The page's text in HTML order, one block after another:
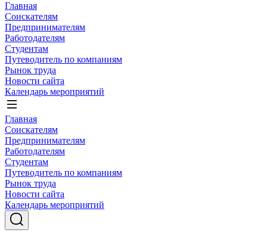
Главная
Соискателям
Предпринимателям
Работодателям
Студентам
Путеводитель по компаниям
Рынок труда
Новости сайта
Календарь мероприятий
Главная
Соискателям
Предпринимателям
Работодателям
Студентам
Путеводитель по компаниям
Рынок труда
Новости сайта
Календарь мероприятий